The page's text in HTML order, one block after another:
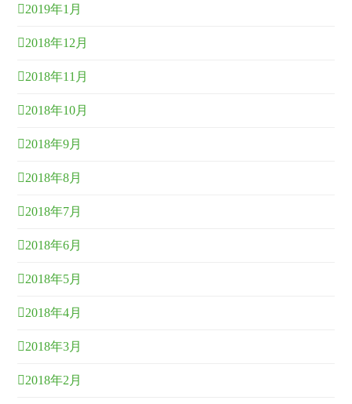
2019年1月
2018年12月
2018年11月
2018年10月
2018年9月
2018年8月
2018年7月
2018年6月
2018年5月
2018年4月
2018年3月
2018年2月